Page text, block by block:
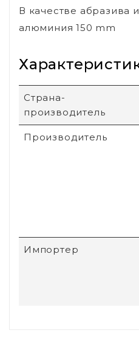
В качестве абразива
алюминия 150 mm
Страна-
производитель
Производитель
Импортер